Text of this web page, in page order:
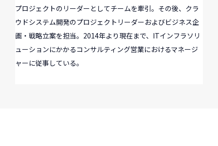
プロジェクトのリーダーとしてチームを牽引。その後、クラ
ウドシステム開発のプロジェクトリーダーおよびビジネス企
画・戦略立案を担当。2014年より現在まで、ITインフラソリ
ューションにかかるコンサルティング営業におけるマネージ
ャーに従事している。